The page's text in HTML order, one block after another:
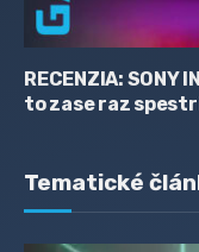
RECENZIA: SONY
to zase raz
Tematické